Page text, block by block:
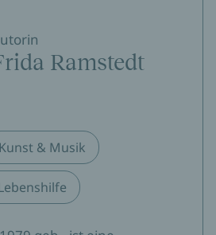
Ramstedt
Kunst & Musik